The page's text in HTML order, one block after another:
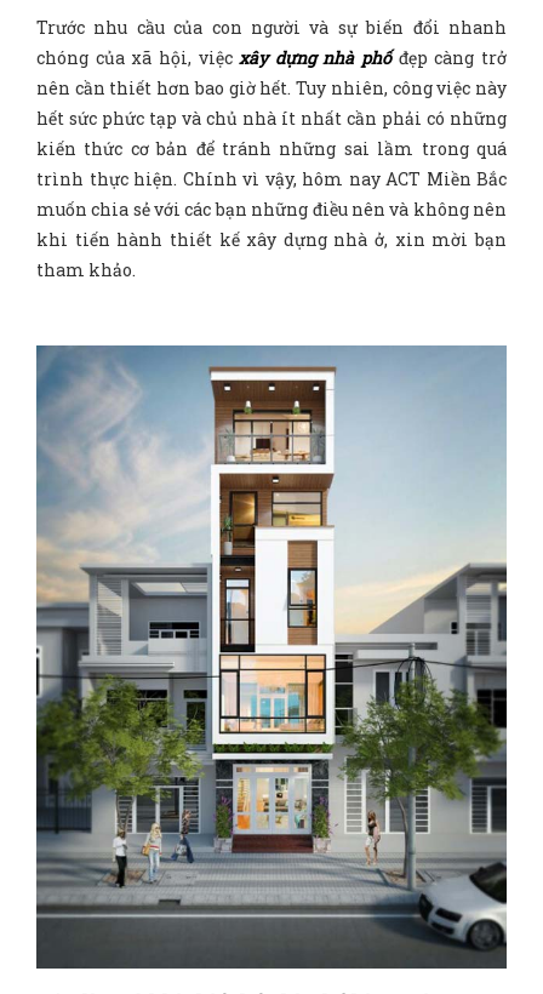
Trước nhu cầu của con người và sự biến đổi nhanh
chóng của xã hội, việcxây dựng nhà phố đẹp càng trở
nên cần thiết hơn bao giờ hết. Tuy nhiên, công việc này
hết sức phức tạp và chủ nhà ít nhất cần phải có những
kiến thức cơ bản để tránh những sai lầm trong quá
trình thực hiện. Chính vì vậy, hôm nay ACT Miền Bắc
muốn chia sẻ với các bạn những điều nên và không nên
khi tiến hành thiết kế xây dựng nhà ở, xin mời bạn
tham khảo.